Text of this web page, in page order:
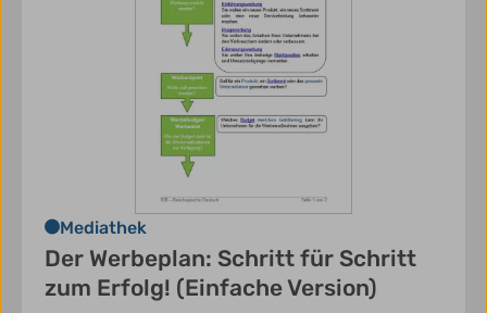
Mediathek
Der Werbeplan: Schritt für Schritt
zum Erfolg! (Einfache Version)